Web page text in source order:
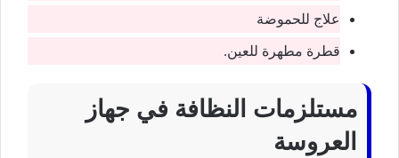
علاج للحموضة
قطرة مطهرة للعين.
مستلزمات النظافة في جهاز
العروسة